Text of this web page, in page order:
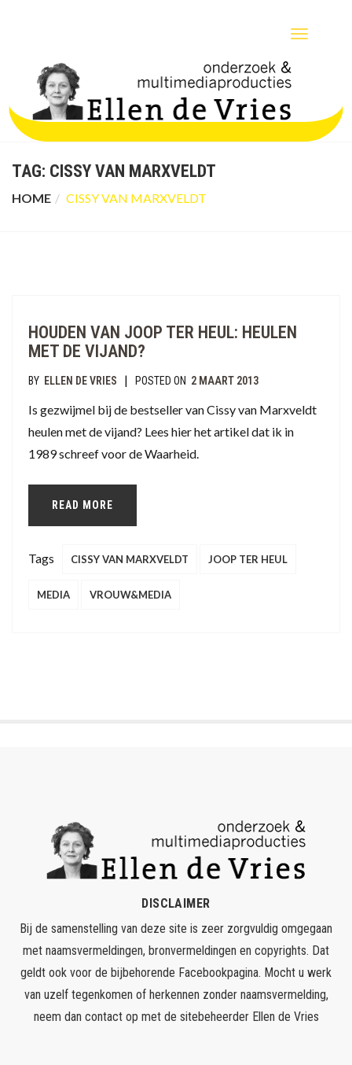
TOGGLE
TAG: CISSY VAN MARXVELDT
HOME CISSY VAN MARXVELDT
HOUDEN VAN JOOP TER HEUL: HEULEN
MET DE VIJAND?
BY ELLEN DE VRIES | POSTED ON 2 MAART 2013
Is gezwijmel bij de bestseller van Cissy van Marxveldt
heulen met de vijand? Lees hier het artikel dat ik in
1989 schreef voor de Waarheid.
READ MORE
Tags CISSY VAN MARXVELDT JOOP TER HEUL
MEDIA VROUW&MEDIA
DISCLAIMER
Bij de samenstelling van deze site is zeer zorgvuldig omgegaan
met naamsvermeldingen, bronvermeldingen en copyrights. Dat
geldt ook voor de bijbehorende Facebookpagina. Mocht u werk
van uzelf tegenkomen of herkennen zonder naamsvermelding,
neem dan contact op met de sitebeheerder Ellen de Vries